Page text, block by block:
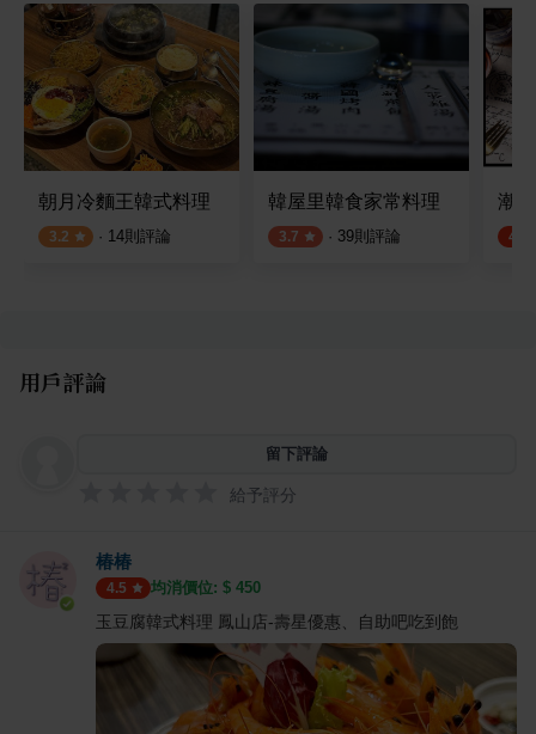
朝月冷麵王韓式料理
3.2 · 14則評論
韓屋里韓食家常料理
3.7 · 39則評論
潮
4.8
用戶評論
留下評論
給予評分
椿椿
4.5 均消價位: $ 450
玉豆腐韓式料理 鳳山店-壽星優惠、自助吧吃到飽